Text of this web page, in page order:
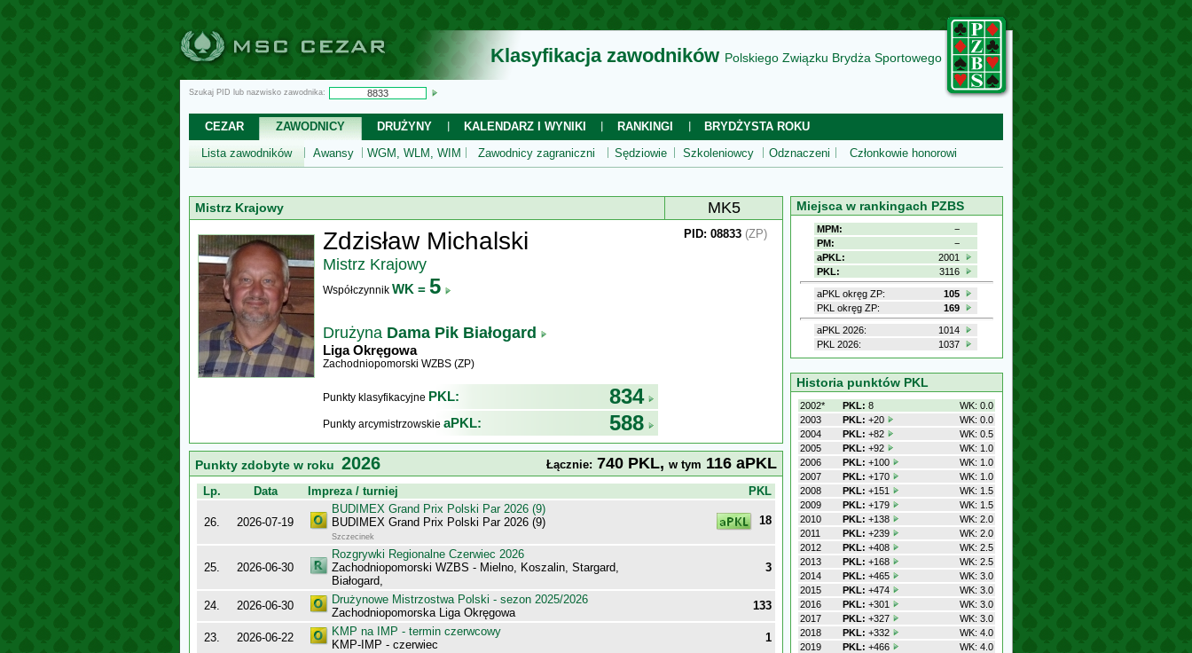
Klasyfikacja zawodników Polskiego Związku Brydża Sportowego
Szukaj PID lub nazwisko zawodnika:
CEZAR ZAWODNICY DRUŻYNY KALENDARZ I WYNIKI RANKINGI
BRYDŻYSTA ROKU
Lista zawodników
Awansy WGM, WLM, WIM Zawodnicy zagraniczni Sędziowie Szkoleniowcy Odznaczeni Członkowie honorowi
Mistrz Krajowy MK5
Zdzisław Michalski
Mistrz Krajowy
Współczynnik WK = 5
Drużyna Dama Pik Białogard
Liga Okręgowa
Zachodniopomorski WZBS (ZP)
Punkty klasyfikacyjne PKL: 834
Punkty arcymistrzowskie aPKL: 588
PID: 08833 (ZP)
Punkty zdobyte w roku 2026 Łącznie: 740 PKL, w tym 116 aPKL
Lp. Data Impreza / turniej PKL
26. 2026-07-19
BUDIMEX Grand Prix Polski Par 2026 (9)
BUDIMEX Grand Prix Polski Par 2026 (9)
Szczecinek
18
25. 2026-06-30
Rozgrywki Regionalne Czerwiec 2026
Zachodniopomorski WZBS - Mielno, Koszalin, Stargard,
Białogard,
3
24. 2026-06-30
Drużynowe Mistrzostwa Polski - sezon 2025/2026
Zachodniopomorska Liga Okręgowa
133
23. 2026-06-22
KMP na IMP - termin czerwcowy
KMP-IMP - czerwiec
1
Miejsca w rankingach PZBS
MPM:
−
PM:
−
aPKL:
2001
PKL:
3116
aPKL okręg ZP:
105
PKL okręg ZP:
169
aPKL 2026:
1014
PKL 2026:
1037
Historia punktów PKL
2002* PKL: 8
WK: 0.0
2003
PKL: +20
WK: 0.0
2004
PKL: +82
WK: 0.5
2005
PKL: +92
WK: 1.0
2006
PKL: +100
WK: 1.0
2007
PKL: +170
WK: 1.0
2008
PKL: +151
WK: 1.5
2009
PKL: +179
WK: 1.5
2010
PKL: +138
WK: 2.0
2011
PKL: +239
WK: 2.0
2012
PKL: +408
WK: 2.5
2013
PKL: +168
WK: 2.5
2014
PKL: +465
WK: 3.0
2015
PKL: +474
WK: 3.0
2016
PKL: +301
WK: 3.0
2017
PKL: +327
WK: 3.0
2018
PKL: +332
WK: 4.0
2019
PKL: +466
WK: 4.0